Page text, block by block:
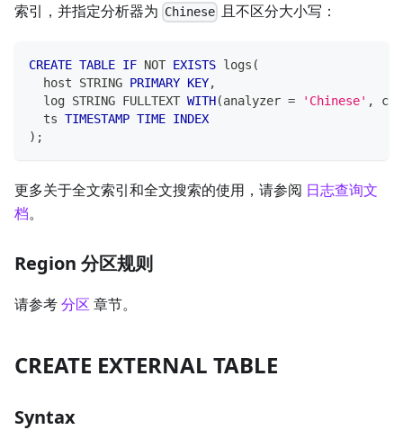
索引，并指定分析器为 Chinese 且不区分大小写：
CREATE TABLE IF NOT EXISTS logs (
  host STRING
PRIMARY KEY,
  log STRING FULLTEXT
WITH(analyzer = 'Chinese' ,
  ts
TIMESTAMP TIME INDEX
) ;
更多关于全文索引和全文搜索的使用，请参阅 日志查询文
档。
Region 分区规则
请参考分区 章节。
CREATE EXTERNAL TABLE
Syntax